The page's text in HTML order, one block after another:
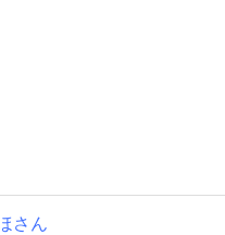
さん